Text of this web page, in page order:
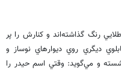
رنگ گذاشته‌اند و كنارش را پر
ديگري روي ديوارهاي نوساز و
و مي‌گويد: وقتي اسم حيدر را